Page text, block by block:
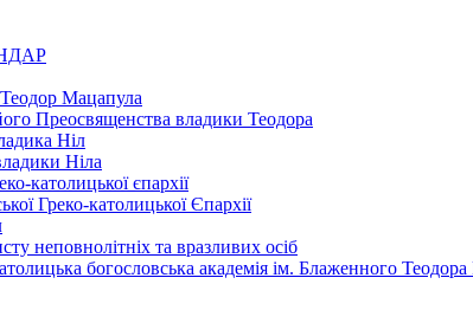
Мацапула
Преосвященства владики Теодора
Ніл
Ніла
католицької єпархії
Греко-католицької Єпархії
неповнолітніх та вразливих осіб
богословська академія ім. Блаженного